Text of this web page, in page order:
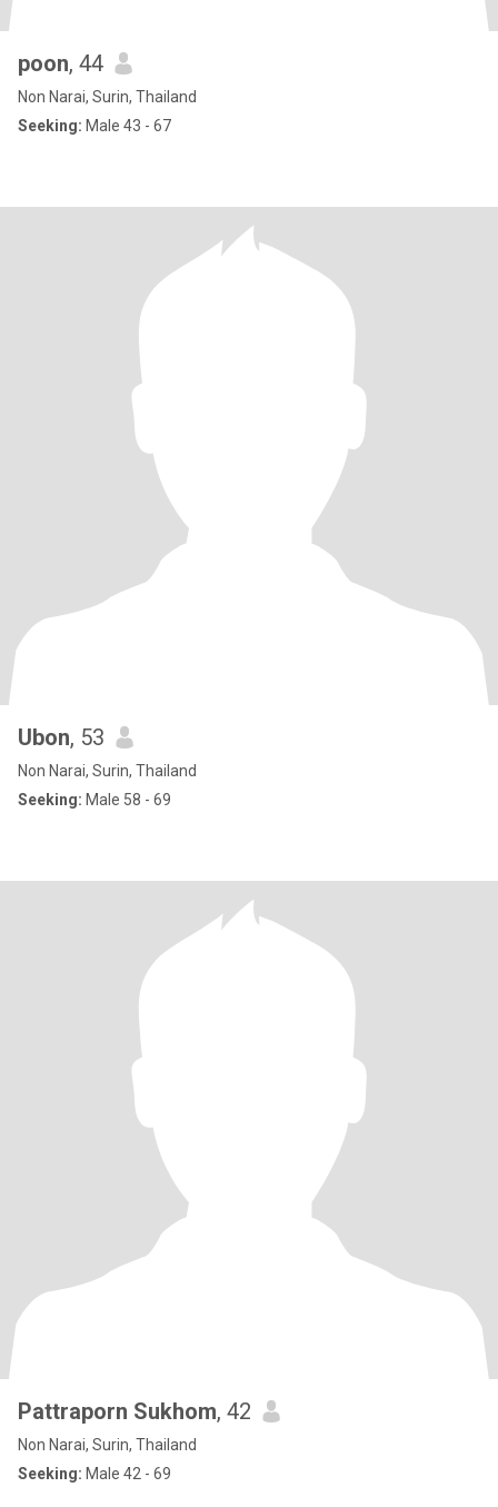
poon, 44
Non Narai, Surin, Thailand
Seeking: Male 43 - 67
Ubon, 53
Non Narai, Surin, Thailand
Seeking: Male 58 - 69
Pattraporn Sukhom, 42
Non Narai, Surin, Thailand
Seeking: Male 42 - 69